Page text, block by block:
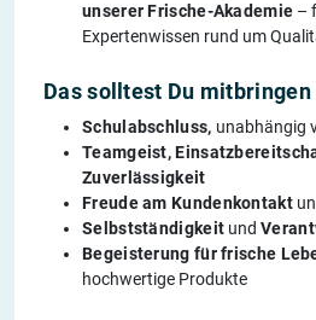
unserer Frische-Akademie –
Expertenwissen rund um
Das solltest Du mitbringen
Schulabschluss, unabhängig
Teamgeist,
Zuverlässigkeit
Freude am Kundenkontakt
Selbstständigkeit und
Begeisterung für frische
hochwertige Produkte